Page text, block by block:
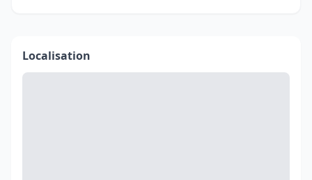
Localisation